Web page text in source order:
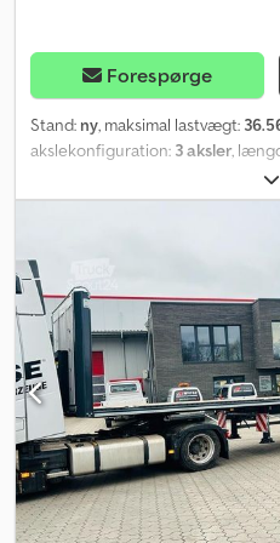
Forespørge
Stand: ny, maksimal lastvægt:
akslekonfiguration: 3 aksler,
Udstyr:ABS, Fabrikny Kässbohrer
trailer, straks tilgængelig!
1.040 mm * Akselafstand: 7.700
1.360 mm * Samlet bredde:
45.000 kg * Teknisk totalvægt
7.827 kg Undervogn: * BPW-
skivebremser * Luftaffjedring
aksel liftbar * Wabco
* Chassis af højkvalitets, højfast
Omega-profil forstærket 30 mm
sideudvidelser, udvidelige op til
klapbare støtteben bag Rampe:
til ramper på bagenden af